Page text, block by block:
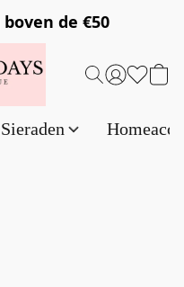
boven de €50
Sieraden